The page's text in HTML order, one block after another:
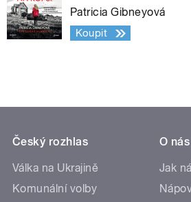
Patricia Gibneyová
Koupit
Český rozhlas
Válka na Ukrajině
Komunální volby
O nás
Jak